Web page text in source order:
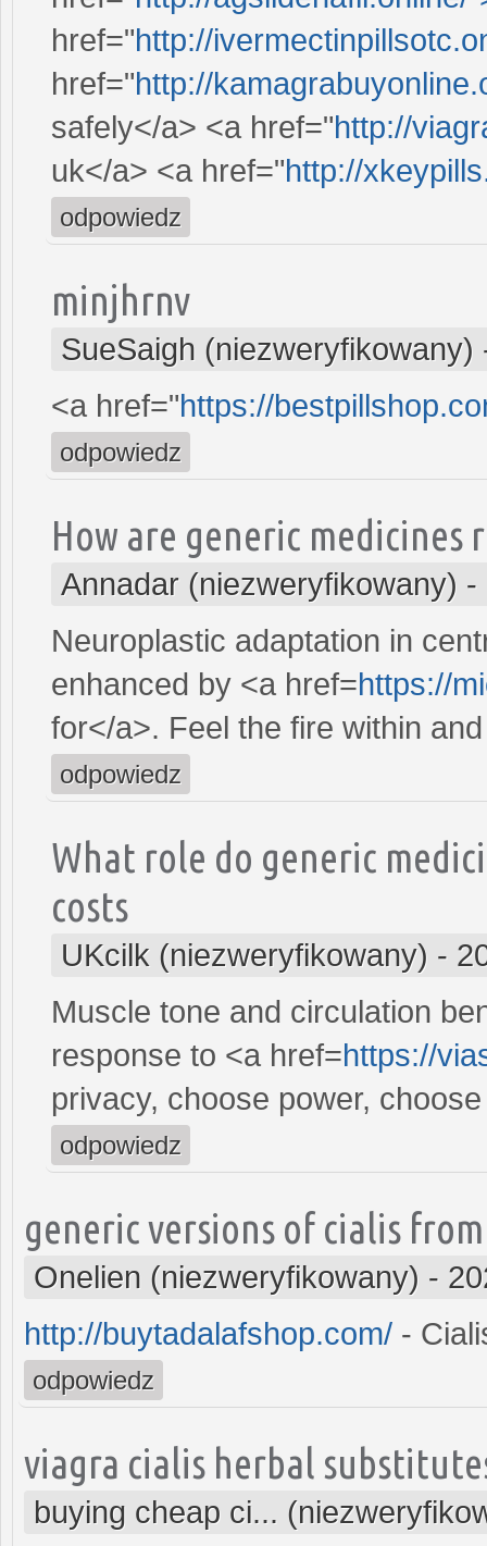
href="http://
href="http://
safely</a> <a href="http://
uk</a> <a href="http://
odpowiedz
minjhrnv
SueSaigh (niezweryfikowany)
<a href="https://
odpowiedz
How are generic medicines
Annadar (niezweryfikowany) -
Neuroplastic adaptation in
enhanced by <a href=https://
for</a>. Feel the fire within
odpowiedz
What role do generic
costs
UKcilk (niezweryfikowany) -
Muscle tone and circulation
response to <a href=https://
privacy, choose power,
odpowiedz
generic versions of cialis
Onelien (niezweryfikowany) -
http://buytadalafshop.com/ -
odpowiedz
viagra cialis herbal
buying cheap ci...